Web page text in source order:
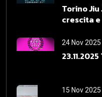
Torino
crescita
24 Nov 2025
15 Nov 2025